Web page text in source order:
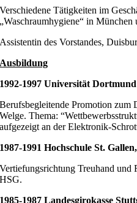
Verschiedene Tätigkeiten im
„Waschraumhygiene“ in
Assistentin des Vorstandes,
Ausbildung
1992-1997 Universität Dortmund
Berufsbegleitende Promotion zum
Welge. Thema:
aufgezeigt an der Elektronik-
1987-1991 Hochschule St.
Vertiefungsrichtung Treuhand und
HSG.
1985-1987 Landesgirokasse